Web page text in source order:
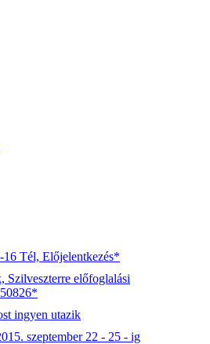
16 Tél, Előjelentkezés*
Szilveszterre előfoglalási
ingyen utazik
szeptember 22 - 25 - ig